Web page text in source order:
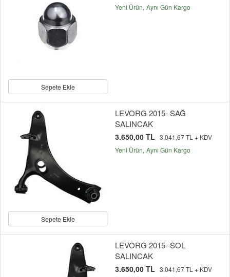
Sepete Ekle
Yeni Ürün Aynı Gün Kargo
Sepete Ekle
LEVORG 2015- SAĞ
SALINCAK
3.650,00 TL 3.041,67 TL + KDV
Yeni Ürün Aynı Gün Kargo
LEVORG 2015- SOL
SALINCAK
3.650,00 TL 3.041,67 TL + KDV